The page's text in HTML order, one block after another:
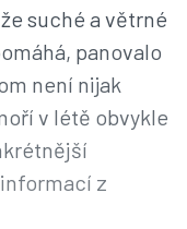
suché a větrné
panovalo
není nijak
v létě obvykle
z